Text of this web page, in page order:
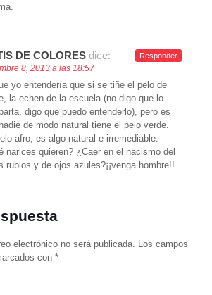
DE COLORES dice:
8, 2013 a las 18:57
yo entendería que si se tiñe el pelo de
la echen de la escuela (no digo que lo
digo que puedo entenderlo), pero es
de modo natural tiene el pelo verde.
afro, es algo natural e irremediable.
narices quieren? ¿Caer en el nacismo del
rubios y de ojos azules?¡¡venga hombre!!
Responder
electrónico no será publicada. Los campos
con *